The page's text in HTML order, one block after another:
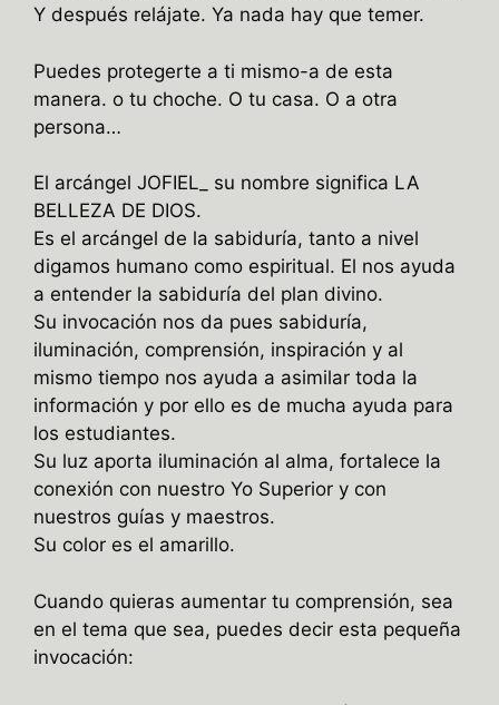
Y después relájate. Ya nada hay que temer.
Puedes protegerte a ti mismo-a de esta
manera. o tu choche. O tu casa. O a otra
persona…
El arcángel JOFIEL_ su nombre significa LA
BELLEZA DE DIOS.
Es el arcángel de la sabiduría, tanto a nivel
digamos humano como espiritual. El nos ayuda
a entender la sabiduría del plan divino.
Su invocación nos da pues sabiduría,
iluminación, comprensión, inspiración y al
mismo tiempo nos ayuda a asimilar toda la
información y por ello es de mucha ayuda para
los estudiantes.
Su luz aporta iluminación al alma, fortalece la
conexión con nuestro Yo Superior y con
nuestros guías y maestros.
Su color es el amarillo.
Cuando quieras aumentar tu comprensión, sea
en el tema que sea, puedes decir esta pequeña
invocación: